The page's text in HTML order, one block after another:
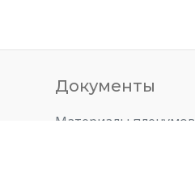
Документы
Материалы пленумов